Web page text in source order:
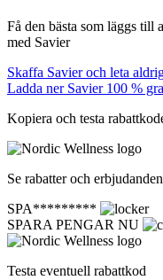
Få den bästa som läggs till
med Savier
Skaffa Savier och leta
Ladda ner Savier 100 %
Kopiera och testa
Se rabatter och erbjudanden
SPA*********
SPARA PENGAR NU
Testa eventuell rabattkod